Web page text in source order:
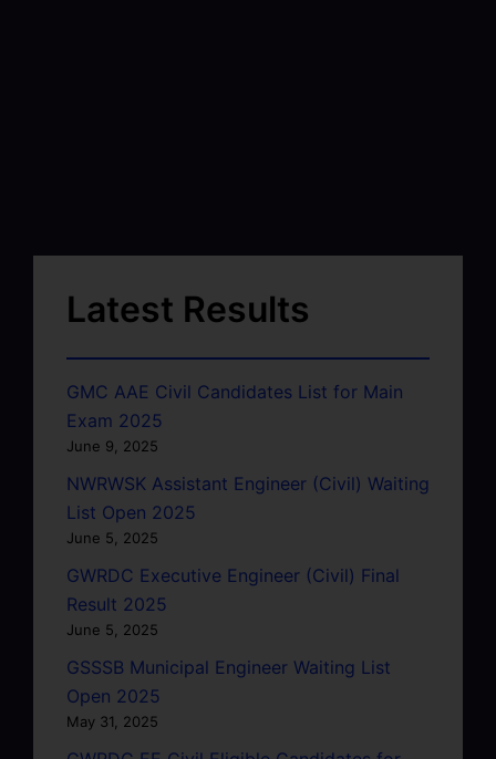
Latest Results
GMC AAE Civil Candidates List for Main
Exam 2025
June 9, 2025
NWRWSK Assistant Engineer (Civil) Waiting
List Open 2025
June 5, 2025
GWRDC Executive Engineer (Civil) Final
Result 2025
June 5, 2025
GSSSB Municipal Engineer Waiting List
Open 2025
May 31, 2025